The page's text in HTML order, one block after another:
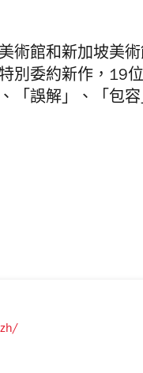
術館和新加坡美
別委約新作，19
「誤解」、「包